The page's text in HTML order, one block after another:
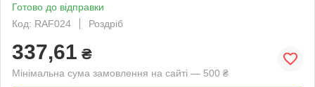
Готово до відправки
Код: RAF024
Роздріб
337,61 ₴
Мінімальна сума замовлення на сайті — 500 ₴